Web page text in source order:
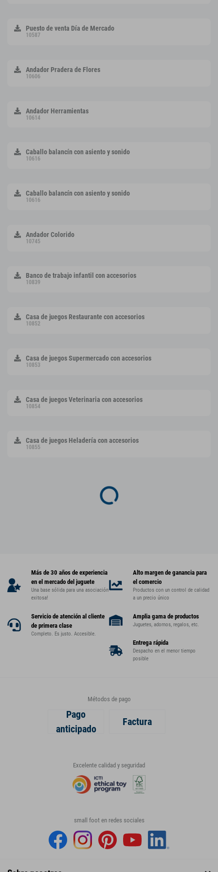
Puesto de venta Día de Mercado
10587
Andador Pradera de Flores
10606
Andador Herramientas
10614
Caballo balancín con asiento y sonido
10616
Caballo balancín con asiento y sonido
10616
Andador Colorido
10745
Banco de trabajo infantil con accesorios
10839
Casa de juegos Restaurante con accesorios
10852
Casa de juegos Supermercado con accesorios
10853
Casa de juegos Veterinaria con accesorios
10854
Casa de juegos Heladería con accesorios
10855
Más de 30 años de experiencia
en el mercado del juguete
Una base sólida para una asociación
exitosa!
Alto margen de ganancia para
el comercio
Productos con un control de calidad
a un precio único
Servicio de atención al cliente
de primera clase
Completo. Es justo. Accesible.
Amplia gama de productos
Juguetes, adornos, regalos, etc.
Entrega rápida
Despacho en el menor tiempo
posible
Métodos de pago
Pago
anticipado
Factura
Excelente calidad y seguridad
small foot en redes sociales